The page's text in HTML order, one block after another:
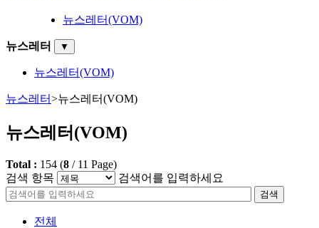
뉴스레터(VOM)
뉴스레터 ▼
뉴스레터(VOM)
뉴스레터>뉴스레터(VOM)
뉴스레터(VOM)
Total : 154 (8 / 11 Page)
검색 항목
검색어를 입력하세요
검색
전체